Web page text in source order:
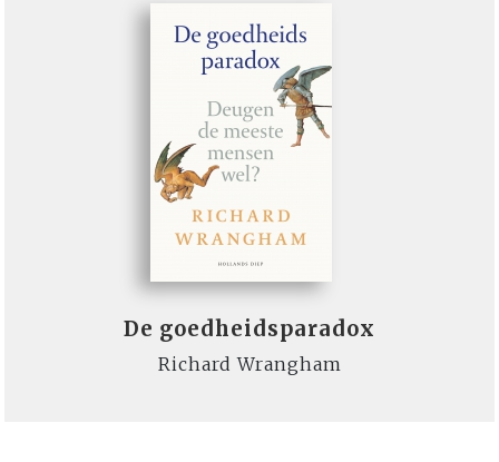
De goedheidsparadox
Richard Wrangham